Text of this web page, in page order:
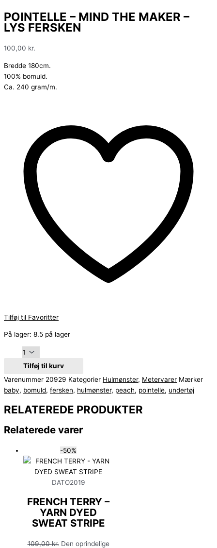
POINTELLE – MIND THE MAKER –
LYS FERSKEN
100,00 kr.
Bredde 180cm.
100% bomuld.
Ca. 240 gram/m.
Tilføj til Favoritter
På lager: 8.5 på lager
Tilføj til kurv
Varenummer 20929 Kategorier Hulmønster, Metervarer Mærker
baby, bomuld, fersken, hulmønster, peach, pointelle, undertøj
RELATEREDE PRODUKTER
Relaterede varer
-50%
DATO2019
FRENCH TERRY –
YARN DYED
SWEAT STRIPE
109,00kr. Den oprindelige